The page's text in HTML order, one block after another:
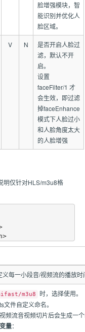
脸增强模块，智
能识别并优化人
脸区域。
V N
是否开启人脸过
滤，默认不开
启。
设置
faceFilter/1 才
会生效，即过滤
掉faceEnhance
模式下人脸过小
和人脸角度太大
的人脸增强
明仅针对HLS/m3u8格
义每一小段音/视频流的播放
m3u8
时，选择使用。
文件自定义命名。
频流音视频切片后会生成一
量：